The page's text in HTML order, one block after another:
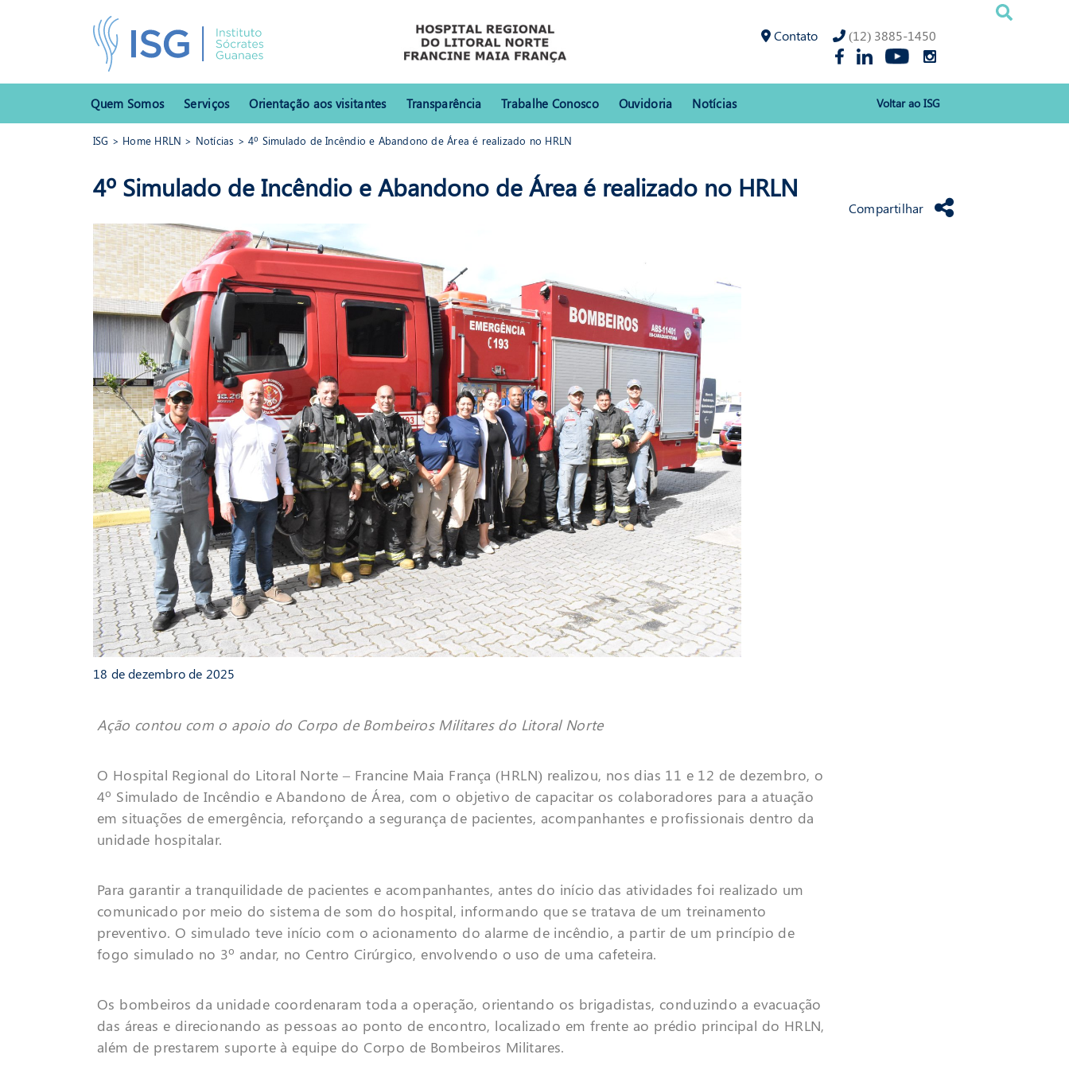
Contato (12) 3885-1450
Quem Somos Serviços Orientação aos visitantes Transparência Trabalhe Conosco Ouvidoria Notícias Voltar ao ISG
ISG> Home HRLN > Notícias> 4º Simulado de Incêndio e Abandono de Área é realizado no HRLN
ISG > Home HRLN > Notícias > 4º Simulado de Incêndio e Abandono de Área é realizado no HRLN
4º Simulado de Incêndio e Abandono de Área é realizado no HRLN
18 de dezembro de 2025
Ação contou com o apoio do Corpo de Bombeiros Militares do Litoral Norte
O Hospital Regional do Litoral Norte – Francine Maia França (HRLN) realizou, nos dias 11 e 12 de dezembro, o
4º Simulado de Incêndio e Abandono de Área, com o objetivo de capacitar os colaboradores para a atuação
em situações de emergência, reforçando a segurança de pacientes, acompanhantes e profissionais dentro da
unidade hospitalar.
Para garantir a tranquilidade de pacientes e acompanhantes, antes do início das atividades foi realizado um
comunicado por meio do sistema de som do hospital, informando que se tratava de um treinamento
preventivo. O simulado teve início com o acionamento do alarme de incêndio, a partir de um princípio de
fogo simulado no 3º andar, no Centro Cirúrgico, envolvendo o uso de uma cafeteira.
Os bombeiros da unidade coordenaram toda a operação, orientando os brigadistas, conduzindo a evacuação
das áreas e direcionando as pessoas ao ponto de encontro, localizado em frente ao prédio principal do HRLN,
além de prestarem suporte à equipe do Corpo de Bombeiros Militares.
Compartilhar